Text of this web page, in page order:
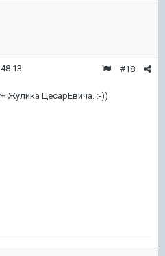
#18
Жулика ЦесарЕвича. :-))